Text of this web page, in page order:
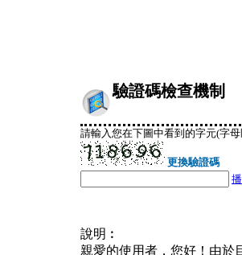
驗證碼檢查機制
請輸入您在下圖中看到的字元(字
更換驗證碼
說明︰
親愛的使用者，您好！由於